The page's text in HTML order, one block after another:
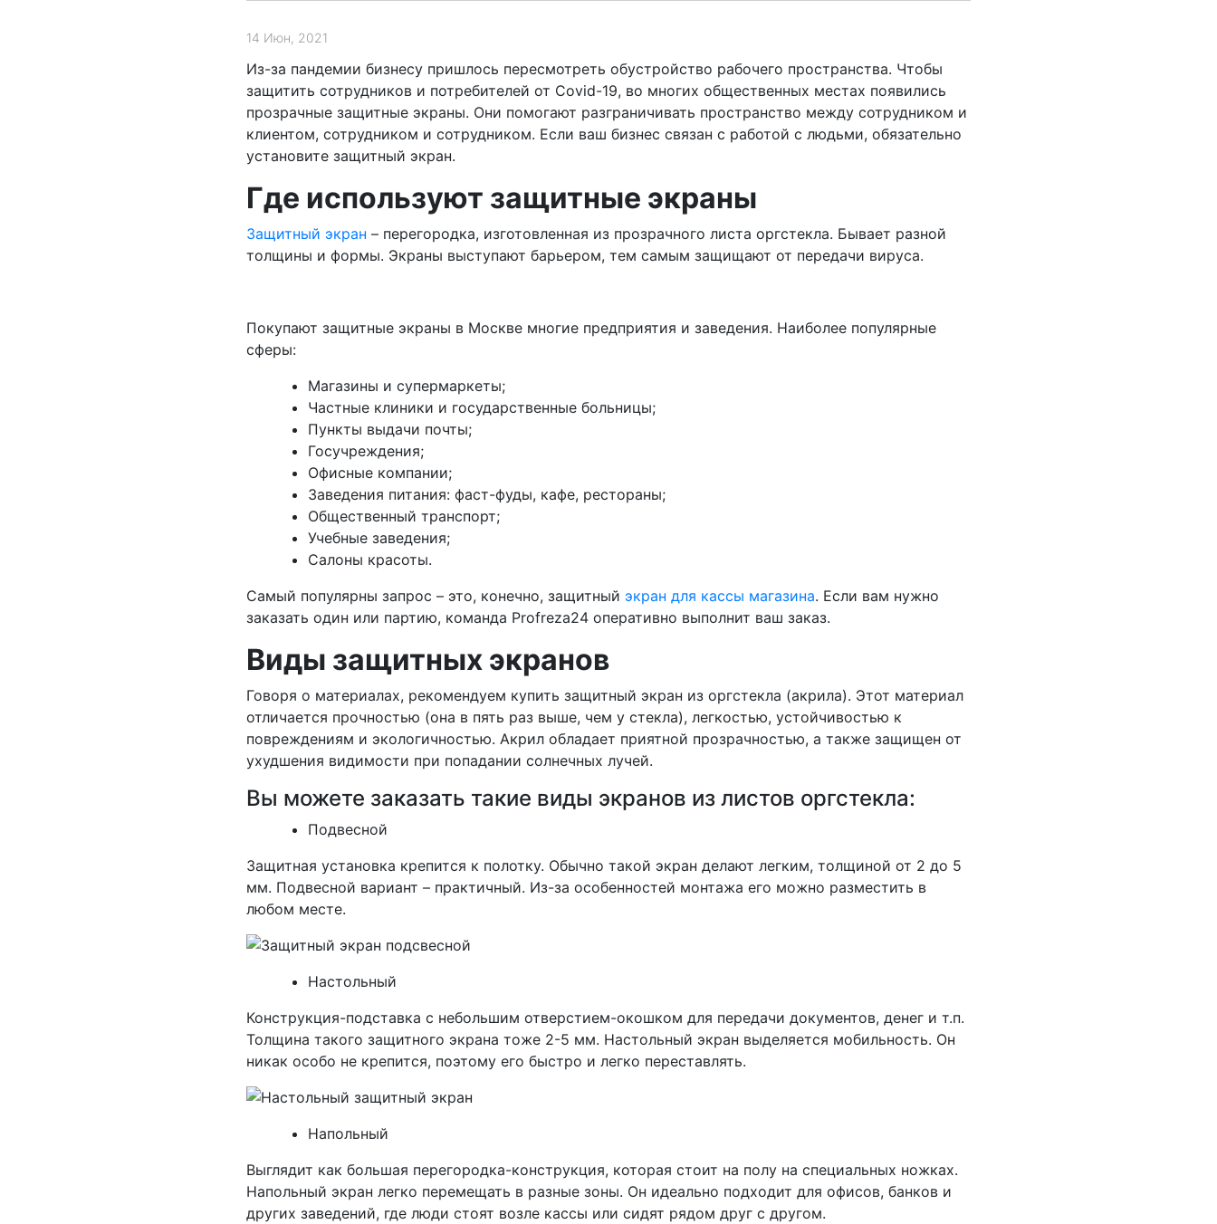
14 Июн, 2021
Из-за пандемии бизнесу пришлось пересмотреть обустройство рабочего пространства. Чтобы
защитить сотрудников и потребителей от Covid-19, во многих общественных местах появились
прозрачные защитные экраны. Они помогают разграничивать пространство между сотрудником и
клиентом, сотрудником и сотрудником. Если ваш бизнес связан с работой с людьми, обязательно
установите защитный экран.
Где используют защитные экраны
Защитный экран – перегородка, изготовленная из прозрачного листа оргстекла. Бывает разной
толщины и формы. Экраны выступают барьером, тем самым защищают от передачи вируса.
Покупают защитные экраны в Москве многие предприятия и заведения. Наиболее популярные
сферы:
Магазины и супермаркеты;
Частные клиники и государственные больницы;
Пункты выдачи почты;
Госучреждения;
Офисные компании;
Заведения питания: фаст-фуды, кафе, рестораны;
Общественный транспорт;
Учебные заведения;
Салоны красоты.
Самый популярны запрос – это, конечно, защитный экран для кассы магазина. Если вам нужно
заказать один или партию, команда Profreza24 оперативно выполнит ваш заказ.
Виды защитных экранов
Говоря о материалах, рекомендуем купить защитный экран из оргстекла (акрила). Этот материал
отличается прочностью (она в пять раз выше, чем у стекла), легкостью, устойчивостью к
повреждениям и экологичностью. Акрил обладает приятной прозрачностью, а также защищен от
ухудшения видимости при попадании солнечных лучей.
Вы можете заказать такие виды экранов из листов оргстекла:
Подвесной
Защитная установка крепится к полотку. Обычно такой экран делают легким, толщиной от 2 до 5
мм. Подвесной вариант – практичный. Из-за особенностей монтажа его можно разместить в
любом месте.
Настольный
Конструкция-подставка с небольшим отверстием-окошком для передачи документов, денег и т.п.
Толщина такого защитного экрана тоже 2-5 мм. Настольный экран выделяется мобильность. Он
никак особо не крепится, поэтому его быстро и легко переставлять.
Напольный
Выглядит как большая перегородка-конструкция, которая стоит на полу на специальных ножках.
Напольный экран легко перемещать в разные зоны. Он идеально подходит для офисов, банков и
других заведений, где люди стоят возле кассы или сидят рядом друг с другом.